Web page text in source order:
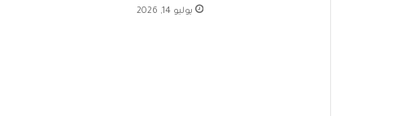
يوليو 14, 2026